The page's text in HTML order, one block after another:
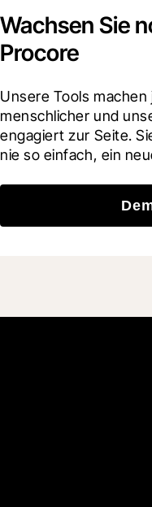
Wachsen Sie
Procore
Unsere Tools
menschlicher und
engagiert zur Seite.
nie so einfach, ein